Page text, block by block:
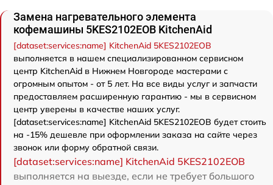
Замена нагревательного элемента
кофемашины 5KES2102EOB KitchenAid
[dataset:services:name] KitchenAid 5KES2102EOB
выполняется в нашем специализированном сервисном
центр KitchenAid в Нижнем Новгороде мастерами с
огромным опытом - от 5 лет. На все виды услуг и запчасти
предоставляем расширенную гарантию - мы в сервисном
центр уверены в качестве наших услуг.
[dataset:services:name] KitchenAid 5KES2102EOB будет стоить
на -15% дешевле при оформлении заказа на сайте через
звонок или форму обратной связи.
[dataset:services:name] KitchenAid 5KES2102EOB
выполняется на выезде, если не требует большого